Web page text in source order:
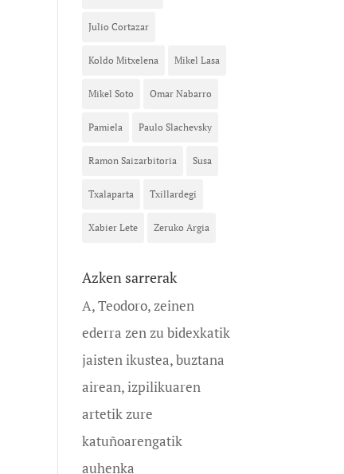
Julio Cortazar
Koldo Mitxelena Mikel Lasa
Mikel Soto Omar Nabarro
Pamiela Paulo Slachevsky
Ramon Saizarbitoria Susa
Txalaparta Txillardegi
Xabier Lete Zeruko Argia
Azken sarrerak
A, Teodoro, zeinen
ederra zen zu bidexkatik
jaisten ikustea, buztana
airean, izpilikuaren
artetik zure
katuñoarengatik
auhenka